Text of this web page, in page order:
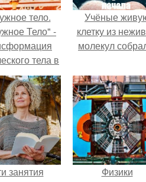
тело.
Тело" -
тела в
свет.
Учёные
клетку из
молекул
занятия
Физики